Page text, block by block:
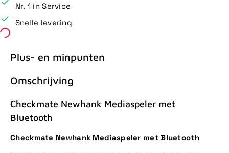
Nr. 1 in Service
Snelle levering
Plus- en minpunten
Omschrijving
Checkmate Newhank Mediaspeler met
Bluetooth
Checkmate Newhank Mediaspeler met Bluetooth